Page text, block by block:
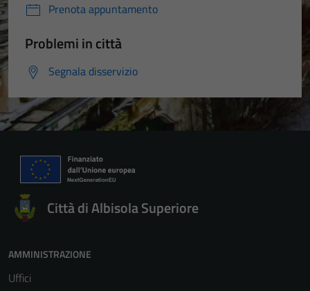
Prenota appuntamento
Problemi in città
Segnala disservizio
Città di Albisola Superiore
AMMINISTRAZIONE
Uffici